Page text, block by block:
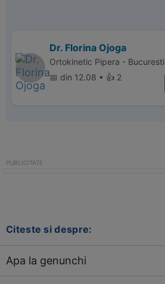
Dr. Florina Ojoga
Ortokinetic Pipera - Bucuresti
📅 din 12.08 • 👍 2
Citeste si despre:
Apa la genunchi